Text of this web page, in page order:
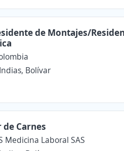
de Montajes/
Bolívar
Carnes
Medicina Laboral SAS